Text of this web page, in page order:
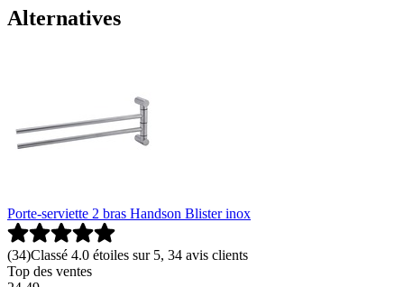
Alternatives
Porte-serviette 2 bras Handson Blister inox
(34)Classé 4.0 étoiles sur 5, 34 avis clients
Top des ventes